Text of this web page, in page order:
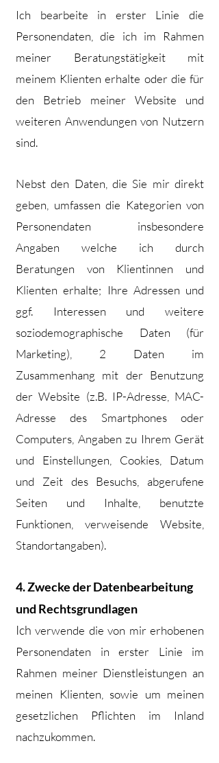
Ich bearbeite in erster Linie die
Personendaten, die ich im Rahmen
meiner Beratungstätigkeit mit
meinem Klienten erhalte oder die für
den Betrieb meiner Website und
weiteren Anwendungen von Nutzern
sind.
Nebst den Daten, die Sie mir direkt
geben, umfassen die Kategorien von
Personendaten insbesondere
Angaben welche ich durch
Beratungen von Klientinnen und
Klienten erhalte; Ihre Adressen und
ggf. Interessen und weitere
soziodemographische Daten (für
Marketing), 2 Daten im
Zusammenhang mit der Benutzung
der Website (z.B. IP-Adresse, MAC-
Adresse des Smartphones oder
Computers, Angaben zu Ihrem Gerät
und Einstellungen, Cookies, Datum
und Zeit des Besuchs, abgerufene
Seiten und Inhalte, benutzte
Funktionen, verweisende Website,
Standortangaben).
​4. Zwecke der Datenbearbeitung
und Rechtsgrundlagen
Ich verwende die von mir erhobenen
Personendaten in erster Linie im
Rahmen meiner Dienstleistungen an
meinen Klienten, sowie um meinen
gesetzlichen Pflichten im Inland
nachzukommen.